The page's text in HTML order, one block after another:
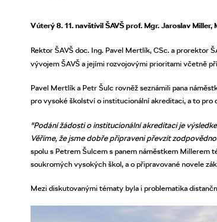
V úterý 8. 11. navštívil ŠAVŠ prof. Mgr. Jaroslav
Rektor ŠAVŠ doc. Ing. Pavel Mertlík, CSc. a prorektor
vývojem ŠAVŠ a jejími rozvojovými prioritami včetně
Pavel Mertlík a Petr Šulc rovněž seznámili pana
pro vysoké školství o institucionální akreditaci, a to pro
"Podání žádosti o institucionální akreditaci je
Věříme, že jsme dobře připraveni převzít
spolu s Petrem Šulcem s panem náměstkem Millerem
soukromých vysokých škol, a o připravované novele
Mezi diskutovanými tématy byla i problematika